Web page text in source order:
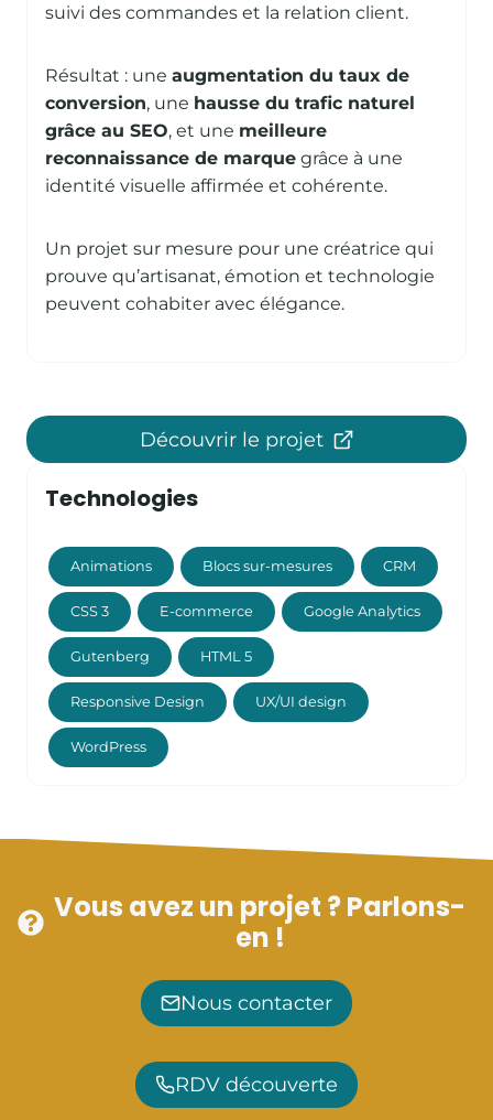
suivi des commandes et la relation client.
Résultat : une augmentation du taux de
conversion, une hausse du trafic naturel
grâce au SEO, et une meilleure
reconnaissance de marque grâce à une
identité visuelle affirmée et cohérente.
Un projet sur mesure pour une créatrice qui
prouve qu’artisanat, émotion et technologie
peuvent cohabiter avec élégance.
Découvrir le projet
Technologies
Animations Blocs sur-mesures CRM
CSS 3 E-commerce Google Analytics
Gutenberg HTML 5
Responsive Design UX/UI design
WordPress
Vous avez un projet ? Parlons-
en !
Nous contacter
RDV découverte